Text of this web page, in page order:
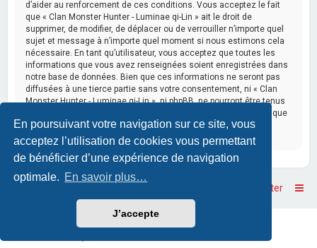
En poursuivant votre navigation sur ce site, vous
acceptez l’utilisation de cookies vous permettant
de bénéficier d’une expérience de navigation
optimale. En savoir plus…
J’accepte
d’aider au renforcement de ces conditions. Vous acceptez le fait
que « Clan Monster Hunter - Luminae qi-Lin » ait le droit de
supprimer, de modifier, de déplacer ou de verrouiller n’importe quel
sujet et message à n’importe quel moment si nous estimons cela
nécessaire. En tant qu’utilisateur, vous acceptez que toutes les
informations que vous avez renseignées soient enregistrées dans
notre base de données. Bien que ces informations ne seront pas
diffusées à une tierce partie sans votre consentement, ni « Clan
Monster Hunter - Luminae qi-Lin », ni phpBB, ne pourront être tenus
comme responsables en cas de tentative de piratage informatique
visant à compromettre vos données.
Nous contacter
phpBB
PlanetStyles